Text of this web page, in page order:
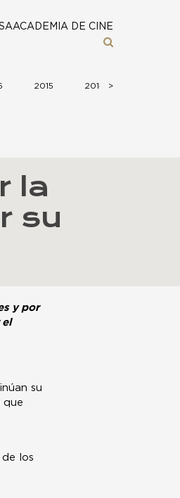
ACADEMIA DE CINE
2015 2014 >
la
su
y por
el
su
que
los